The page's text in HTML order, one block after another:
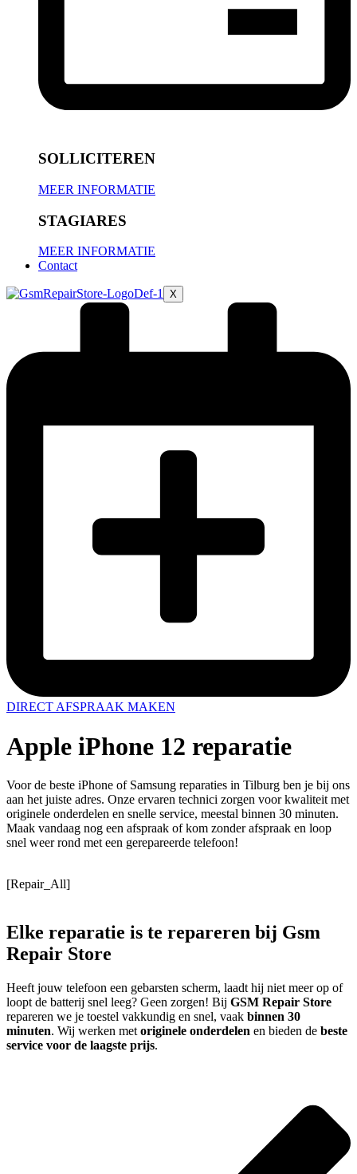
SOLLICITEREN
MEER INFORMATIE
STAGIARES
MEER INFORMATIE
Contact
X
DIRECT AFSPRAAK MAKEN
Apple iPhone 12 reparatie
Voor de beste iPhone of Samsung reparaties in Tilburg ben je bij ons
aan het juiste adres. Onze ervaren technici zorgen voor kwaliteit met
originele onderdelen en snelle service, meestal binnen 30 minuten.
Maak vandaag nog een afspraak of kom zonder afspraak en loop
snel weer rond met een gerepareerde telefoon!
[Repair_All]
Elke reparatie is te repareren bij Gsm
Repair Store
Heeft jouw telefoon een gebarsten scherm, laadt hij niet meer op of
loopt de batterij snel leeg? Geen zorgen! Bij GSM Repair Store
repareren we je toestel vakkundig en snel, vaak binnen 30
minuten. Wij werken met originele onderdelen en bieden de beste
service voor de laagste prijs.